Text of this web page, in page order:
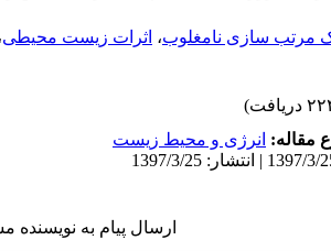
مرتب سازی نامغلوب، اثرات زیست محیطی
مقاله: انرژی و محیط زیست
ارسال پیام به نویسنده